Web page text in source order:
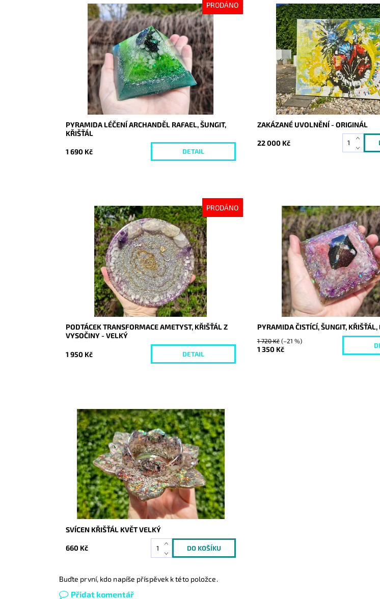
PRODÁNO
Dostupnost:
Vyprodáno
10162
PYRAMIDA LÉČENÍ ARCHANDĚL RAFAEL, ŠUNGIT,
KŘIŠŤÁL
1 690 Kč DETAIL
Dostupnost:
Skladem
10290
ZAKÁZANÉ UVOLNĚNÍ - ORIGINÁL
22 000 Kč
PRODÁNO
Dostupnost:
Vyprodáno
10238
PODTÁCEK TRANSFORMACE AMETYST, KŘIŠŤÁL Z
VYSOČINY - VELKÝ
1 950 Kč DETAIL
Dostupnost:
Vyprodáno
10244
PYRAMIDA ČISTÍCÍ, ŠUNGIT,
1 720 Kč(–21 %)
1 350 Kč
Dostupnost:
Skladem
Kód:
10293
SVÍCEN KŘIŠŤÁL KVĚT VELKÝ
660 Kč
Buďte první, kdo napíše příspěvek k této položce.
Přidat komentář